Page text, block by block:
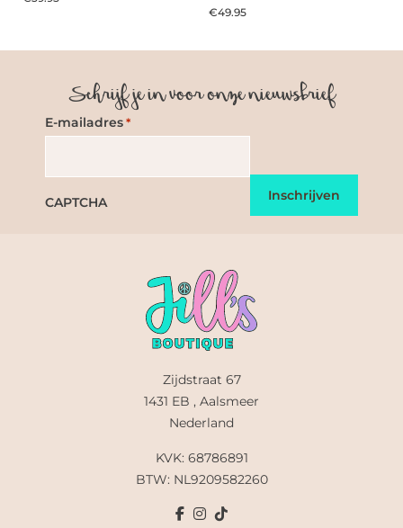
€49.95
Schrijf je in voor onze nieuwsbrief
E-mailadres *
CAPTCHA
Zijdstraat 67
1431 EB , Aalsmeer
Nederland
KVK: 68786891
BTW: NL9209582260